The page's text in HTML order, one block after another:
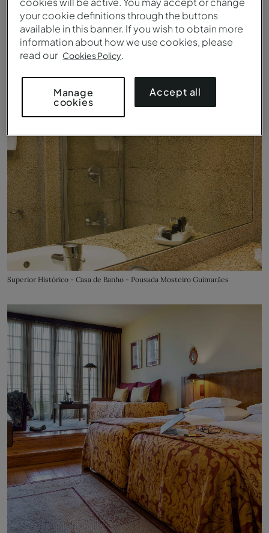
Superior Histórico - Janela - Pousada Mosteiro Guimarães
Superior Histórico - Casa de Banho - Pousada Mosteiro Guimarães